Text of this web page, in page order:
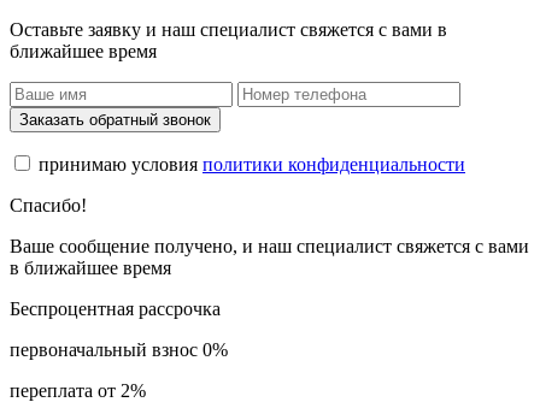
Оставьте заявку и наш специалист свяжется с вами в
ближайшее время
Заказать обратный звонок
принимаю условия политики конфиденциальности
Спасибо!
Ваше сообщение получено, и наш специалист свяжется с вами
в ближайшее время
Беспроцентная рассрочка
первоначальный взнос 0%
переплата от 2%